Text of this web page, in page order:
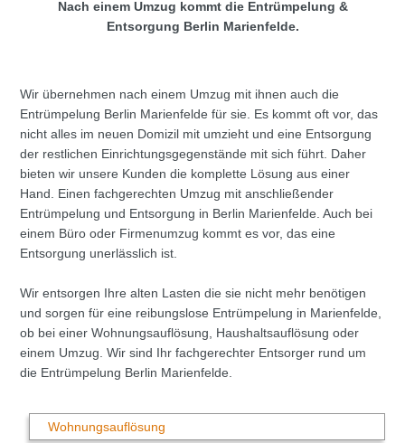
Nach einem Umzug kommt die Entrümpelung &
Entsorgung Berlin Marienfelde.
Wir übernehmen nach einem Umzug mit ihnen auch die
Entrümpelung Berlin Marienfelde für sie. Es kommt oft vor, das
nicht alles im neuen Domizil mit umzieht und eine Entsorgung
der restlichen Einrichtungsgegenstände mit sich führt. Daher
bieten wir unsere Kunden die komplette Lösung aus einer
Hand. Einen fachgerechten Umzug mit anschließender
Entrümpelung und Entsorgung in Berlin Marienfelde. Auch bei
einem Büro oder Firmenumzug kommt es vor, das eine
Entsorgung unerlässlich ist.
Wir entsorgen Ihre alten Lasten die sie nicht mehr benötigen
und sorgen für eine reibungslose Entrümpelung in Marienfelde,
ob bei einer Wohnungsauflösung, Haushaltsauflösung oder
einem Umzug. Wir sind Ihr fachgerechter Entsorger rund um
die Entrümpelung Berlin Marienfelde.
Wohnungsauflösung